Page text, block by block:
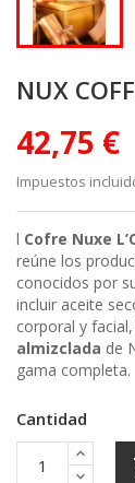
NUX
42,75 €
Impuestos
l Cofre Nuxe
reúne los
conocidos por
incluir aceite
corporal y
almizclada de
gama completa.
Cantidad